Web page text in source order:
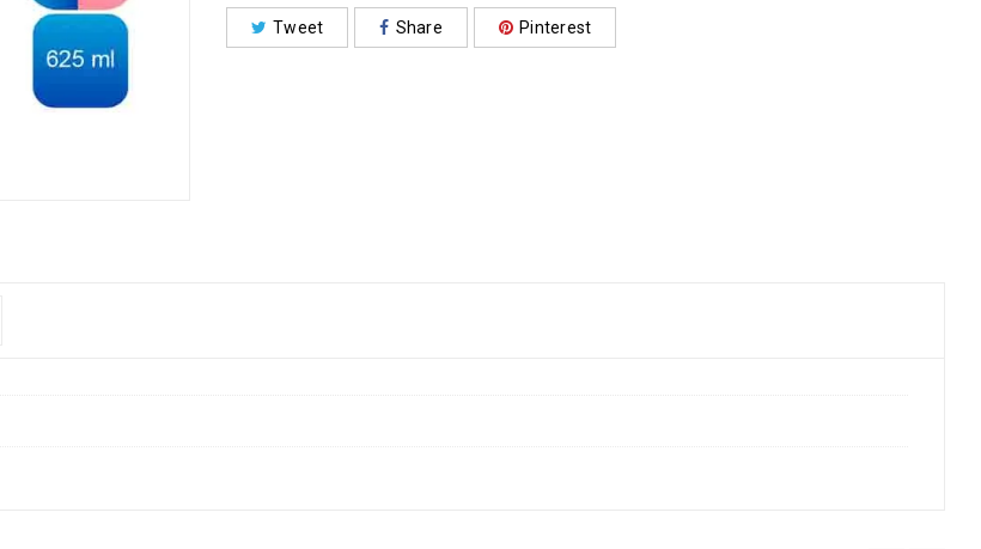
Tweet Share Pinterest